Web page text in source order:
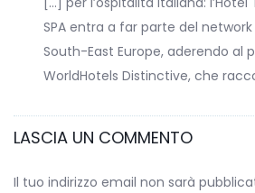
SPA entra a far parte del network
South-East Europe, aderendo al
WorldHotels Distinctive, che
LASCIA UN COMMENTO
Il tuo indirizzo email non sarà